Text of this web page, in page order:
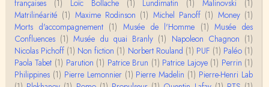
Merci pour cet article méthodique. En effet, les "b
âtons-à-fouir" qu'on a pu trouver a…
Momo
BonjourCette question de la remise en cause de l'i
mage classique de sociétés vivant essentiellem…
françaises
(1) Loïc Bollache (1) Lundimatin (1) Malinovski
(1)
Matrilinéarité (1) Maxime Rodinson (1) Michel Panoff (1) Money (1)
Morts d'accompagnement (1) Musée de l'Homme (1) Musée des
Confluences (1) Musée du quai Branly (1) Napoleon Chagnon (1)
Nicolas Pichoff (1) Non fiction (1) Norbert Rouland (1) PUF (1) Paléo (1)
Paola Tabet (1) Parution (1) Patrice Brun (1) Patrice Lajoye (1) Perrin (1)
Philippines (1) Pierre Lemonnier (1) Pierre Madelin (1) Pierre-Henri Lab